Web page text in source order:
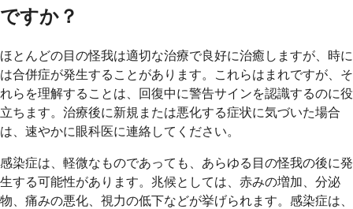
ですか？
ほとんどの目の怪我は適切な治療で良好に治癒しますが、時に
は合併症が発生することがあります。これらはまれですが、そ
れらを理解することは、回復中に警告サインを認識するのに役
立ちます。治療後に新規または悪化する症状に気づいた場合
は、速やかに眼科医に連絡してください。
感染症は、軽微なものであっても、あらゆる目の怪我の後に発
生する可能性があります。兆候としては、赤みの増加、分泌
物、痛みの悪化、視力の低下などが挙げられます。感染症は、